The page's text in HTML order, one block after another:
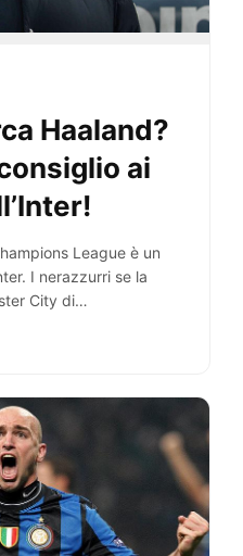
Haaland?
ai
League è un
I nerazzurri se la
City di…